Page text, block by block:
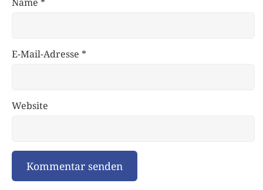
E-Mail-Adresse *
Website